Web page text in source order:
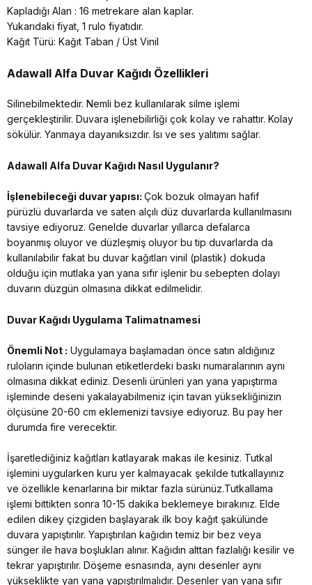
Kapladığı Alan : 16 metrekare alan kaplar.
Yukarıdaki fiyat, 1 rulo fiyatıdır.
Kağıt Türü: Kağıt Taban / Üst Vinil
Adawall Alfa Duvar Kağıdı Özellikleri
Silinebilmektedir. Nemli bez kullanılarak silme işlemi
gerçekleştirilir. Duvara işlenebilirliği çok kolay ve rahattır. Kolay
sökülür. Yanmaya dayanıksızdır. Isı ve ses yalıtımı sağlar.
Adawall Alfa Duvar Kağıdı Nasıl Uygulanır?
İşlenebileceği duvar yapısı: Çok bozuk olmayan hafif
pürüzlü duvarlarda ve saten alçılı düz duvarlarda kullanılmasını
tavsiye ediyoruz. Genelde duvarlar yıllarca defalarca
boyanmış oluyor ve düzleşmiş oluyor bu tip duvarlarda da
kullanılabilir fakat bu duvar kağıtları vinil (plastik) dokuda
olduğu için mutlaka yan yana sıfır işlenir bu sebepten dolayı
duvarın düzgün olmasına dikkat edilmelidir.
Duvar Kağıdı Uygulama Talimatnamesi
Önemli Not : Uygulamaya başlamadan önce satın aldığınız
ruloların içinde bulunan etiketlerdeki baskı numaralarının aynı
olmasına dikkat ediniz. Desenli ürünleri yan yana yapıştırma
işleminde deseni yakalayabilmeniz için tavan yüksekliğinizin
ölçüsüne 20-60 cm eklemenizi tavsiye ediyoruz. Bu pay her
durumda fire verecektir.
İşaretlediğiniz kağıtları katlayarak makas ile kesiniz. Tutkal
işlemini uygularken kuru yer kalmayacak şekilde tutkallayınız
ve özellikle kenarlarına bir miktar fazla sürünüz.Tutkallama
işlemi bittikten sonra 10-15 dakika beklemeye bırakınız. Elde
edilen dikey çizgiden başlayarak ilk boy kağıt şakülünde
duvara yapıştırılır. Yapıştırılan kağıdın temiz bir bez veya
sünger ile hava boşlukları alınır. Kağıdın alttan fazlalığı kesilir ve
tekrar yapıştırılır. Döşeme esnasında, aynı desenler aynı
yükseklikte yan yana yapıştırılmalıdır. Desenler yan yana sıfır